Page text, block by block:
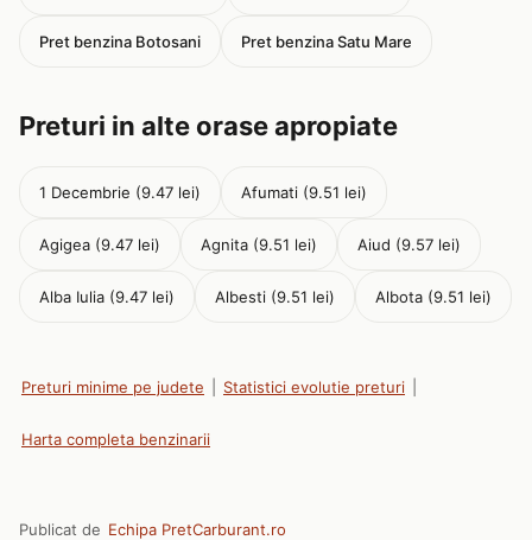
Pret benzina Botosani Pret benzina Satu Mare
Preturi in alte orase apropiate
1 Decembrie (9.47 lei) Afumati (9.51 lei)
Agigea (9.47 lei) Agnita (9.51 lei) Aiud (9.57 lei)
Alba Iulia (9.47 lei) Albesti (9.51 lei) Albota (9.51 lei)
Preturi minime pe judete Statistici evolutie preturi
Harta completa benzinarii
Publicat de Echipa PretCarburant.ro